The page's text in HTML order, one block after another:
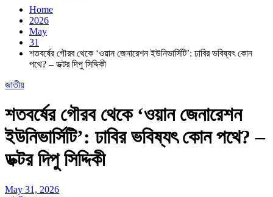
Home
2026
May
31
শতবর্ষের গৌরব থেকে ‘ওয়ান জেনারেশন ইউনিভার্সিটি’: ঢাবির ভবিষ্যৎ কোন
পথে? – ডক্টর দিপু সিদ্দিকী
জাতীয়
শতবর্ষের গৌরব থেকে ‘ওয়ান জেনারেশন
ইউনিভার্সিটি’: ঢাবির ভবিষ্যৎ কোন পথে? –
ডক্টর দিপু সিদ্দিকী
May 31, 2026